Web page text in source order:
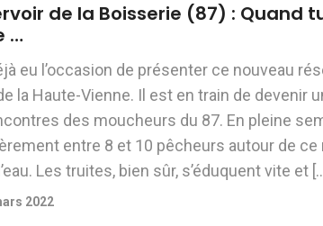
de la Boisserie (87) : Quand
…
eu l’occasion de présenter ce nouveau
la Haute-Vienne. Il est en train de devenir
des moucheurs du 87. En pleine
entre 8 et 10 pêcheurs autour de ce
Les truites, bien sûr, s’éduquent vite et
2022